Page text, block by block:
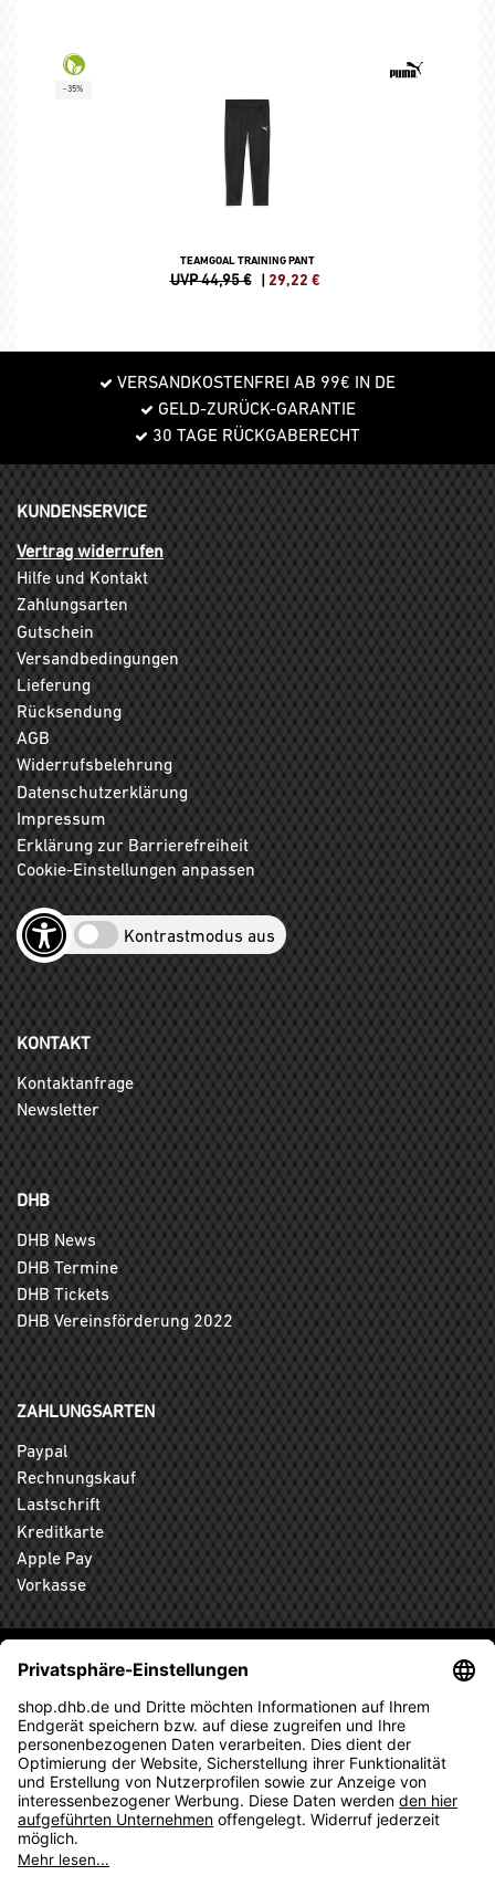
-35%
TEAMGOAL TRAINING PANT
UVP 44,95 € | 29,22 €
VERSANDKOSTENFREI AB 99€ IN DE
GELD-ZURÜCK-GARANTIE
30 TAGE RÜCKGABERECHT
KUNDENSERVICE
Vertrag widerrufen
Hilfe und Kontakt
Zahlungsarten
Gutschein
Versandbedingungen
Lieferung
Rücksendung
AGB
Widerrufsbelehrung
Datenschutzerklärung
Impressum
Erklärung zur Barrierefreiheit
Cookie-Einstellungen anpassen
Kontrastmodus aus
KONTAKT
Kontaktanfrage
Newsletter
DHB
DHB News
DHB Termine
DHB Tickets
DHB Vereinsförderung 2022
ZAHLUNGSARTEN
Paypal
Rechnungskauf
Lastschrift
Kreditkarte
Apple Pay
Vorkasse
ABONNIEREN SIE DEN KOSTENLOSEN DHB-FANSHOP
NEWSLETTER UND VERPASSEN SIE KEINE NEUIGKEIT ODER
AKTION MEHR.
ANMELDEN